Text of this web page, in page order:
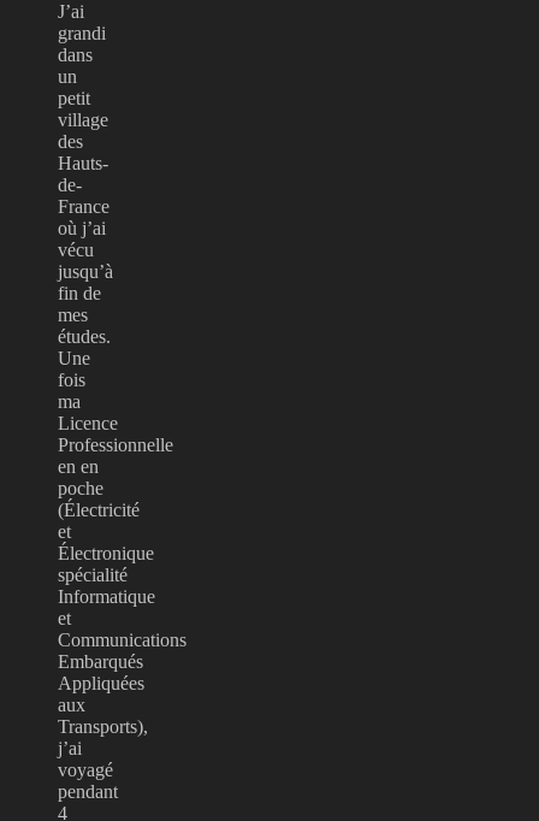
J’ai
grandi
dans
un
petit
village
des
Hauts-
de-
France
où j’ai
vécu
jusqu’à
fin de
mes
études.
Une
fois
ma
Licence
Professionnelle
en en
poche
(Électricité
et
Électronique
spécialité
Informatique
et
Communications
Embarqués
Appliquées
aux
Transports),
j’ai
voyagé
pendant
4